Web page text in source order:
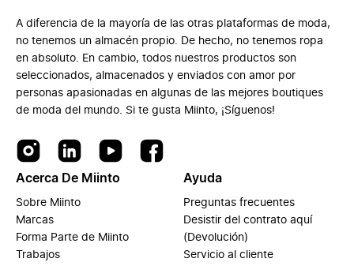
A diferencia de la mayoría de las otras plataformas de moda,
no tenemos un almacén propio. De hecho, no tenemos ropa
en absoluto. En cambio, todos nuestros productos son
seleccionados, almacenados y enviados con amor por
personas apasionadas en algunas de las mejores boutiques
de moda del mundo. Si te gusta Miinto, ¡Síguenos!
Acerca De Miinto
Sobre Miinto
Marcas
Forma Parte de Miinto
Trabajos
Ayuda
Preguntas frecuentes
Desistir del contrato aquí
(Devolución)
Servicio al cliente